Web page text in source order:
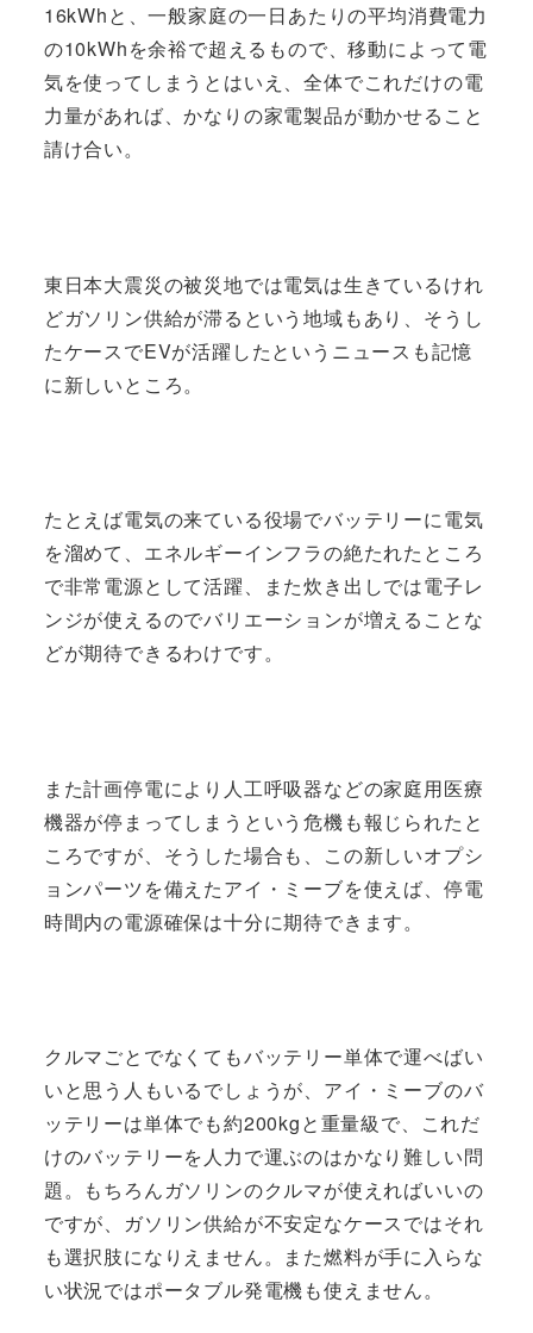
16kWhと、一般家庭の一日あたりの平均消費電力
の10kWhを余裕で超えるもので、移動によって電
気を使ってしまうとはいえ、全体でこれだけの電
力量があれば、かなりの家電製品が動かせること
請け合い。
東日本大震災の被災地では電気は生きているけれ
どガソリン供給が滞るという地域もあり、そうし
たケースでEVが活躍したというニュースも記憶
に新しいところ。
たとえば電気の来ている役場でバッテリーに電気
を溜めて、エネルギーインフラの絶たれたところ
で非常電源として活躍、また炊き出しでは電子レ
ンジが使えるのでバリエーションが増えることな
どが期待できるわけです。
また計画停電により人工呼吸器などの家庭用医療
機器が停まってしまうという危機も報じられたと
ころですが、そうした場合も、この新しいオプシ
ョンパーツを備えたアイ・ミーブを使えば、停電
時間内の電源確保は十分に期待できます。
クルマごとでなくてもバッテリー単体で運べばい
いと思う人もいるでしょうが、アイ・ミーブのバ
ッテリーは単体でも約200kgと重量級で、これだ
けのバッテリーを人力で運ぶのはかなり難しい問
題。もちろんガソリンのクルマが使えればいいの
ですが、ガソリン供給が不安定なケースではそれ
も選択肢になりえません。また燃料が手に入らな
い状況ではポータブル発電機も使えません。